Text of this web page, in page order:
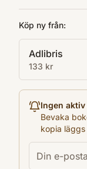
wonderfully
is a
character,
perception.
Utgivningsår
2003
Språk
English
Format
Pocket
Köp ny från:
Adlibris
133 kr
Ingen
Bevaka
kopia